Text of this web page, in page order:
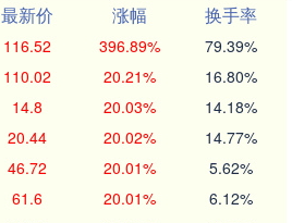
最新价 涨幅
换手率
116.52 396.89% 79.39%
110.02 20.21% 16.80%
14.8 20.03% 14.18%
20.44 20.02% 14.77%
46.72 20.01% 5.62%
61.6 20.01% 6.12%